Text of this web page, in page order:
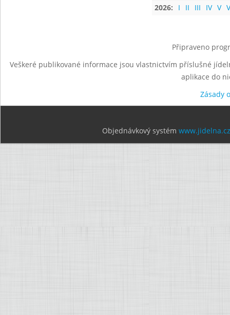
2026:
I II III IV V
Připraveno
Veškeré publikované informace jsou vlastnictvím příslušné
aplikace do
Zásady
Objednávkový systém www.jidelna.cz